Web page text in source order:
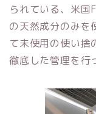
られている、米国
の天然成分のみを
て未使用の使い捨
徹底した管理を行